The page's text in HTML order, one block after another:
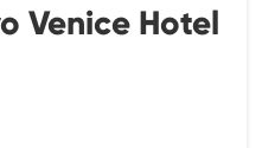
Venice Hotel